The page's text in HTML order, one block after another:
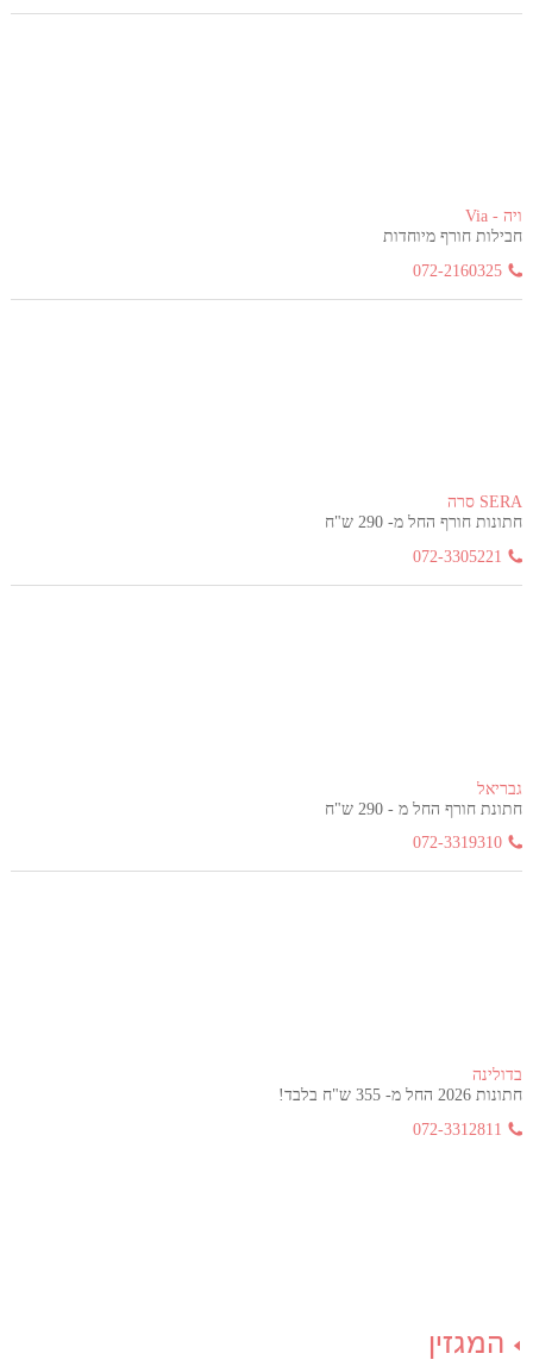
ויה - Via
חבילות חורף מיוחדות
072-2160325
SERA סרה
חתונות חורף החל מ- 290 ש"ח
072-3305221
גבריאל
חתונת חורף החל מ - 290 ש"ח
072-3319310
בדולינה
חתונות 2026 החל מ- 355 ש"ח בלבד!
072-3312811
המגזין